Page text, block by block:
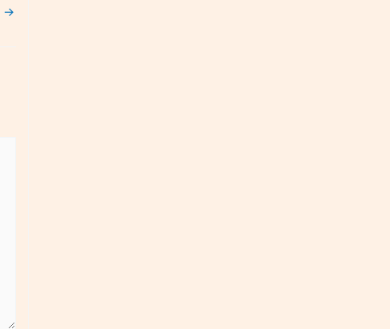
→